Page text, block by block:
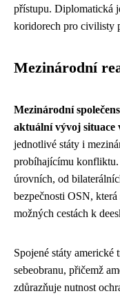
přístupu. Diplomatická
koridorech pro civilisty
Mezinárodní
Mezinárodní
aktuální vývoj situace
jednotlivé státy i
probíhajícímu
úrovních, od
bezpečnosti OSN,
možných cestách k
Spojené státy americké
sebeobranu, přičemž
zdůrazňuje nutnost